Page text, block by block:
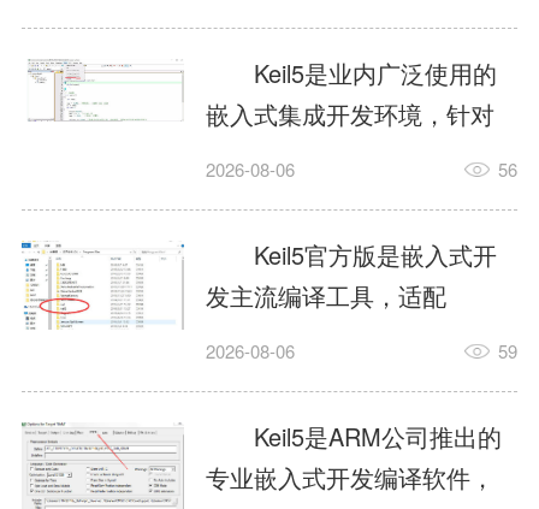
这样？因为AI，就是个只会
耍嘴皮子的书呆子。它脑子
里有海量知识，但没有真正
激发出来实力。而
AgentSkill，就是给AI大脑装
上的一双机械手，它真的能
解决很多问题。1什么是
AgentSkillSkill指...
Keil5是业内广泛使用的
嵌入式集成开发环境，针对
ARM、51内核单片机提供编
力，代码编译稳定，调试工
具成熟，大量开源项目基于
该平台开发。新项目需要单
独下载对应芯片支持包，新
手配置难度较高，正版商业
授权费用不菲，未授权版本
存在程序容量限制，适合硬
2026-08-06 56
Keil5官方版是嵌入式开
发主流编译工具，适配
STM32、51单片机等多款芯
在线调试、代码仿真，兼容
众多厂商芯片安装包。软件
需要手动添加器件库，初次
2026-08-06 59
Keil5是ARM公司推出的
专业嵌入式开发编译软件，